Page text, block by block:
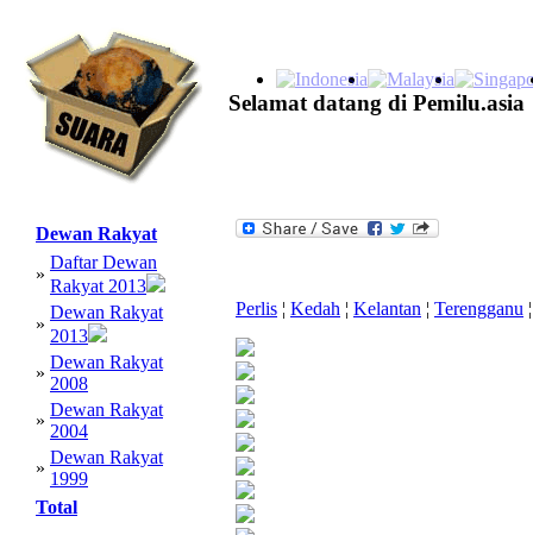
Selamat datang di Pemilu.asia
Dewan Rakyat
»
Daftar Dewan
Rakyat 2013
»
Dewan Rakyat
2013
»
Dewan Rakyat
2008
»
Dewan Rakyat
2004
»
Dewan Rakyat
1999
Total
Perlis ¦ Kedah ¦ Kelantan ¦ Terengganu ¦